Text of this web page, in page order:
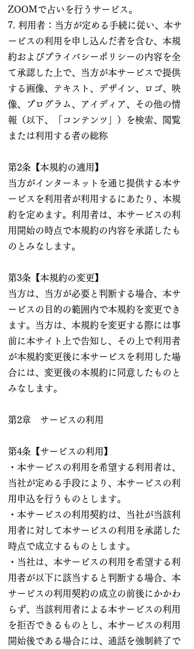
ZOOMで占いを行うサービス。
7. 利用者：当方が定める手続に従い、本サ
ービスの利用を申し込んだ者を含む、本規
約およびプライバシーポリシーの内容を全
て承認した上で、当方が本サービスで提供
する画像、テキスト、デザイン、ロゴ、映
像、プログラム、アイディア、その他の情
報（以下、「コンテンツ」）を検索、閲覧
または利用する者の総称
第2条【本規約の適用】
当方がインターネットを通じ提供する本サ
ービスを利用者が利用するにあたり、本規
約を定めます。利用者は、本サービスの利
用開始の時点で本規約の内容を承諾したも
のとみなします。
第3条【本規約の変更】
当方は、当方が必要と判断する場合、本サ
ービスの目的の範囲内で本規約を変更でき
ます。当方は、本規約を変更する際には事
前に本サイト上で告知し、その上で利用者
が本規約変更後に本サービスを利用した場
合には、変更後の本規約に同意したものと
みなします。
第2章 サービスの利用
第4条【サービスの利用】
・本サービスの利用を希望する利用者は、
当社が定める手段により、本サービスの利
用申込を行うものとします。
・本サービスの利用契約は、当社が当該利
用者に対して本サービスの利用を承諾した
時点で成立するものとします。
・当社は、本サービスの利用を希望する利
用者が以下に該当すると判断する場合、本
サービスの利用契約の成立の前後にかかわ
らず、当該利用者による本サービスの利用
を拒否できるものとし、本サービスの利用
開始後である場合には、通話を強制終了で